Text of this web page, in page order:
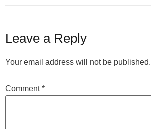
Leave a Reply
Your email address will not be published.
Comment*